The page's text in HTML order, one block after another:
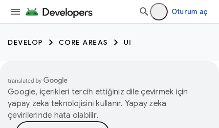
Oturum aç
DEVELOP CORE AREAS UI
Google, içerikleri tercih ettiğiniz dile çevirmek için
yapay zeka teknolojisini kullanır. Yapay zeka
çevirilerinde hata olabilir.